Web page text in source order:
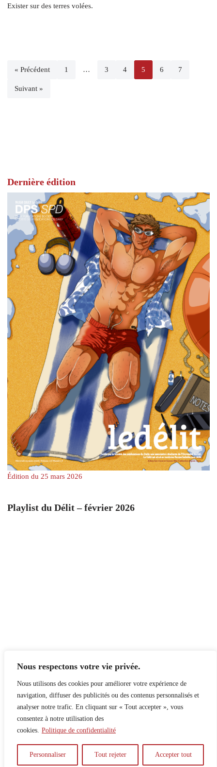
Nous respectons votre vie privée.
Nous utilisons des cookies pour améliorer votre expérience de
navigation, diffuser des publicités ou des contenus personnalisés et
analyser notre trafic. En cliquant sur « Tout accepter », vous
consentez à notre utilisation des
cookies. Politique de confidentialité
Personnaliser Tout rejeter Accepter tout
Exister sur des terres volées.
« Précédent 1 … 3 4 5 6 7
Suivant »
Dernière édition
Édition du 25 mars 2026
Playlist du Délit – février 2026